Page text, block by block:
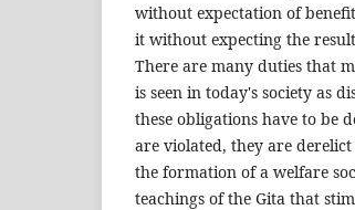
without expectation of
it without expecting the
There are many duties that
is seen in today's society as
these obligations have to be
are violated, they are
the formation of a welfare
teachings of the Gita that